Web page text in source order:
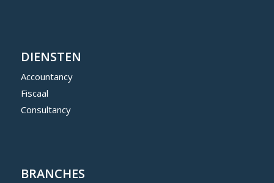
DIENSTEN
Accountancy
Fiscaal
Consultancy
BRANCHES